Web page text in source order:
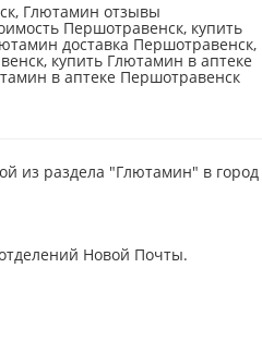
Глютамин отзывы
Першотравенск, купить
доставка Першотравенск,
купить Глютамин в аптеке
в аптеке Першотравенск
из раздела "Глютамин" в город
Новой Почты.